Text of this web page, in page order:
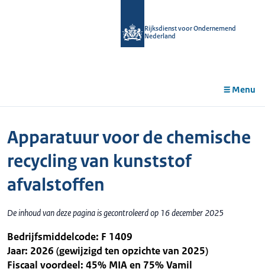
Rijksdienst voor Ondernemend
Nederland
Menu
Apparatuur voor de chemische
recycling van kunststof
afvalstoffen
De inhoud van deze pagina is gecontroleerd op 16 december 2025
Bedrijfsmiddelcode: F 1409
Jaar: 2026 (gewijzigd ten opzichte van 2025)
Fiscaal voordeel: 45% MIA en 75% Vamil